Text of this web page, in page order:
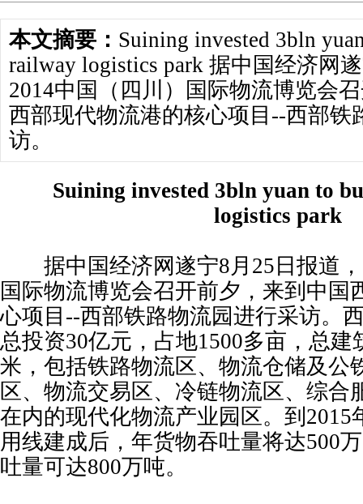
本文摘要： Suining invested 3bln
railway logistics park 据中国经济网
2014中国（四川）国际物流博览会
西部现代物流港的核心项目--西部铁
访。
Suining invested 3bln yuan to
logistics park
据中国经济网遂宁8月25日报道，
国际物流博览会召开前夕，来到中国
心项目--西部铁路物流园进行采访。
总投资30亿元，占地1500多亩，总建
米，包括铁路物流区、物流仓储及公
区、物流交易区、冷链物流区、综合
在内的现代化物流产业园区。到2015
用线建成后，年货物吞吐量将达500
吐量可达800万吨。